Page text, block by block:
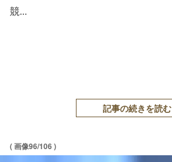
競...
記事の続きを読む
( 画像96/106 )